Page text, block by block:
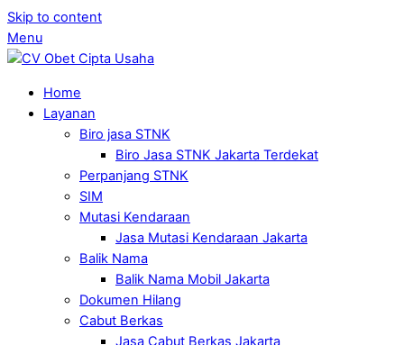
Skip to content
Menu
Home
Layanan
Biro jasa STNK
Biro Jasa STNK Jakarta Terdekat
Perpanjang STNK
SIM
Mutasi Kendaraan
Jasa Mutasi Kendaraan Jakarta
Balik Nama
Balik Nama Mobil Jakarta
Dokumen Hilang
Cabut Berkas
Jasa Cabut Berkas Jakarta